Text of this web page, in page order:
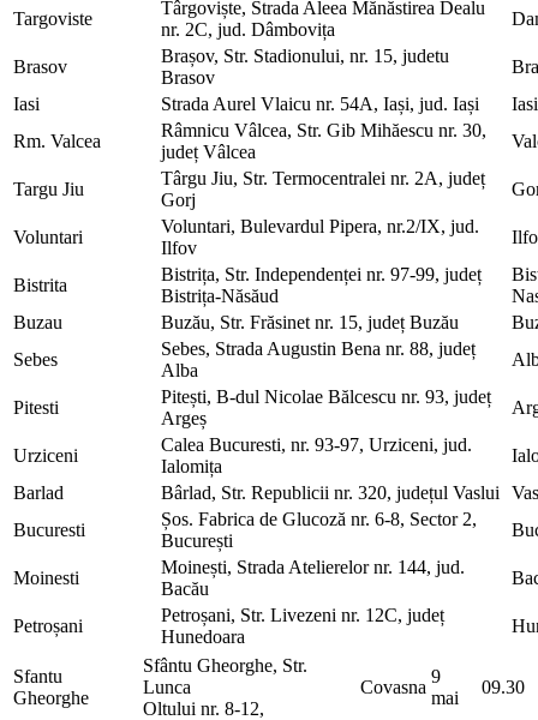
Targoviste
Târgoviște, Strada Aleea Mănăstirea Dealu
nr. 2C, jud. Dâmbovița
Brasov
Brașov, Str. Stadionului, nr. 15, judetu
Brasov
Iasi
Strada Aurel Vlaicu nr. 54A, Iași, jud. Iași
Iasi
Rm. Valcea
Râmnicu Vâlcea, Str. Gib Mihăescu nr. 30,
județ Vâlcea
Targu Jiu
Târgu Jiu, Str. Termocentralei nr. 2A, județ
Gorj
Voluntari
Voluntari, Bulevardul Pipera, nr.2/IX, jud.
Ilfov
Bistrita
Bistrița, Str. Independenței nr. 97-99, județ
Bistrița-Năsăud
Buzau
Buzău, Str. Frăsinet nr. 15, județ Buzău
Sebes
Sebes, Strada Augustin Bena nr. 88, județ
Alba
Pitesti
Pitești, B-dul Nicolae Bălcescu nr. 93, județ
Argeș
Urziceni
Calea Bucuresti, nr. 93-97, Urziceni, jud.
Ialomița
Barlad
Bârlad, Str. Republicii nr. 320, județul Vaslui
Bucuresti
Șos. Fabrica de Glucoză nr. 6-8, Sector 2,
București
Moinesti
Moinești, Strada Atelierelor nr. 144, jud.
Bacău
Petroșani
Petroșani, Str. Livezeni nr. 12C, județ
Hunedoara
Sfantu
Gheorghe
Sfântu Gheorghe, Str.
Lunca
Oltului nr. 8-12,
Covasna
9
mai
09.30